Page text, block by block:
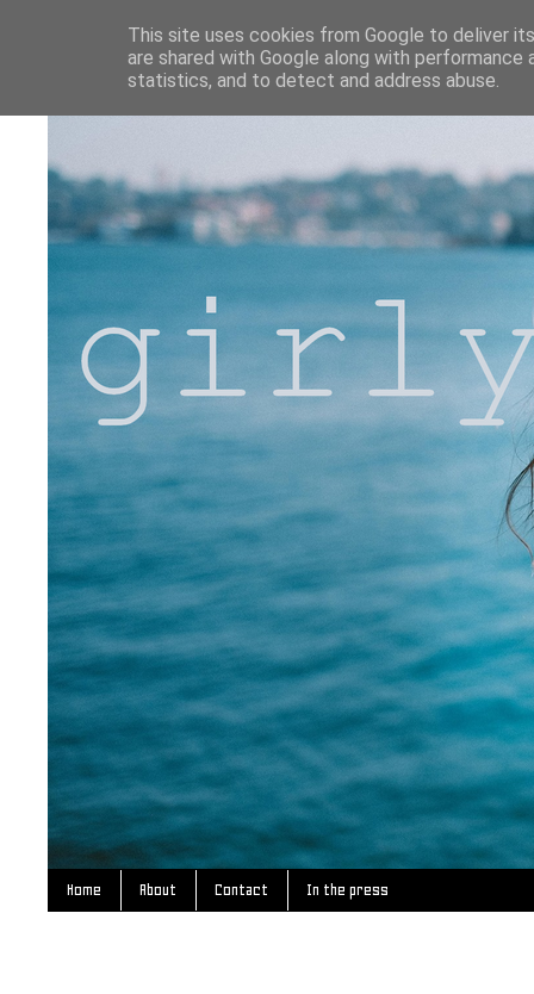
Home About Contact In the press
This site uses cookies from Google to deliver
are shared with Google along with
statistics, and to detect and address abuse.